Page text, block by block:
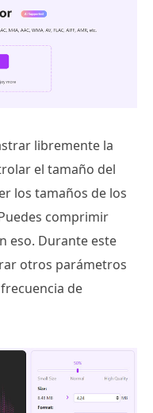
libremente la
el tamaño del
los tamaños de los
comprimir
eso. Durante este
otros parámetros
de